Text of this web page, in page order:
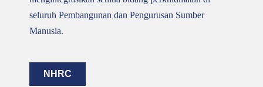
seluruh Pembangunan dan Pengurusan Sumber
Manusia.
NHRC